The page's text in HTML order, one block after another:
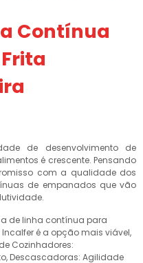
Contínua
de desenvolvimento de
é crescente. Pensando
com a qualidade dos
de empanados que vão
de linha contínua para
é a opção mais viável,
Cozinhadores:
Descascadoras: Agilidade